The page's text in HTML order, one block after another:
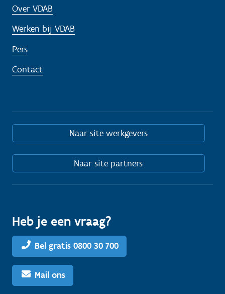
Over VDAB
Werken bij VDAB
Pers
Contact
Naar site werkgevers
Naar site partners
Heb je een vraag?
Bel gratis 0800 30 700
Mail ons